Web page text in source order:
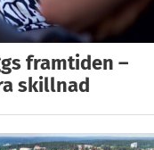
framtiden –
skillnad